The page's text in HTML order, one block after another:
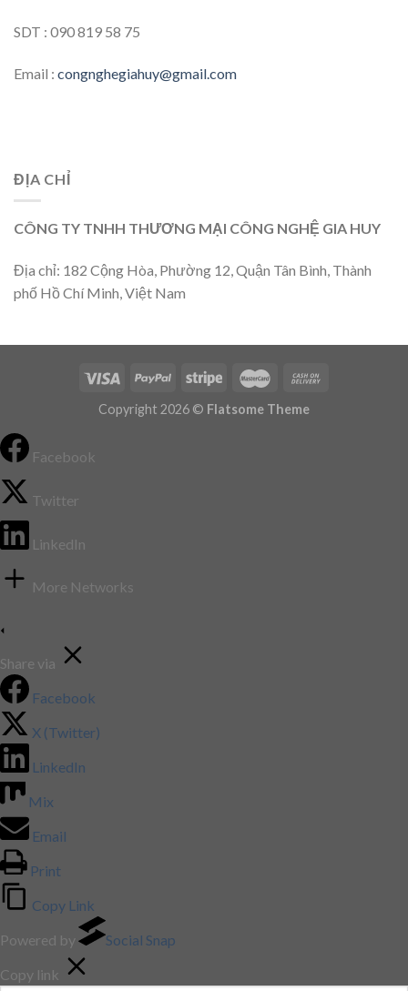
SDT : 090 819 58 75
Email : congnghegiahuy@gmail.com
ĐỊA CHỈ
CÔNG TY TNHH THƯƠNG MẠI CÔNG NGHỆ GIA HUY
Địa chỉ: 182 Cộng Hòa, Phường 12, Quận Tân Bình, Thành
phố Hồ Chí Minh, Việt Nam
Copyright 2026 © Flatsome Theme
Facebook
Twitter
LinkedIn
More Networks
Share via
Facebook
X (Twitter)
LinkedIn
Mix
Email
Print
Copy Link
Powered by
Social Snap
Copy link